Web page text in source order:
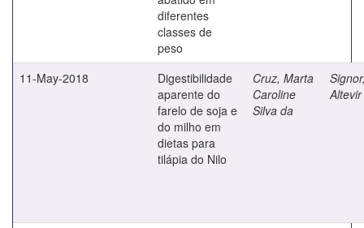
diferentes
classes de
peso
11-May-2018
Digestibilidade
aparente do
farelo de soja e
do milho em
dietas para
tilápia do Nilo
Cruz, Marta
Caroline
Silva da
Altevir